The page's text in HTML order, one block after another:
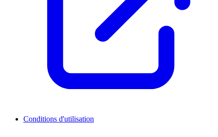
Conditions d'utilisation